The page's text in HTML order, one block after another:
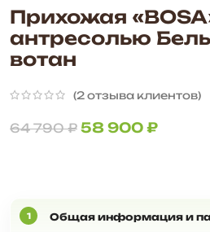
такой планировке у нас
Прихожая
антресолью
вотан
(2отзыва клиентов)
64 790₽ 58 900₽